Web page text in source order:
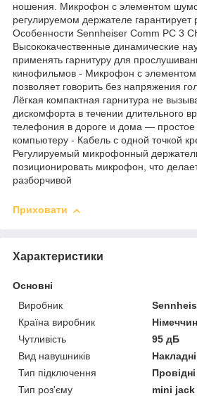
ношения. Микрофон с элементом
регулируемом держателе гарантирует
Особенности Sennheiser Comm PC 3
Высококачественные динамические
применять гарнитуру для
кинофильмов - Микрофон с
позволяет говорить без напряжения
Лёгкая компактная гарнитура не
дискомфорта в течении длительного
телефония в дороге и дома — простое
компьютеру - Кабель с одной точкой
Регулируемый микрофонный
позиционировать микрофон, что
разборчивой
Приховати
Характеристики
Основні
Виробник
Країна виробник
Чутливість
95 дБ
Вид навушників
Накладні
Тип підключення
Провідні
Тип роз'єму
mini